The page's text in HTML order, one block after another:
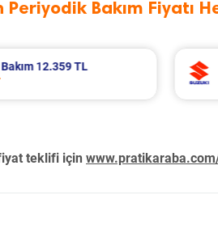
Periyodik Bakım Fiyatı
Bakım 7.680 TL
Motor
teklifi için